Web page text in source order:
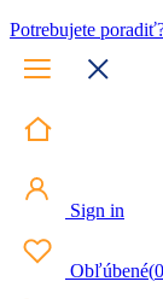
Potrebujete
Sign in
Obľúbené(0